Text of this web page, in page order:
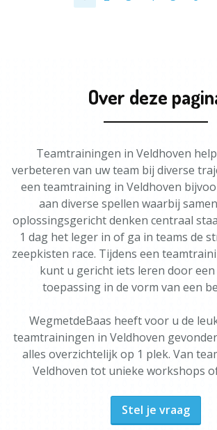
Over deze
Teamtrainingen in Veldhoven
verbeteren van uw team bij diverse
een teamtraining in Veldhoven
aan diverse spellen waarbij
oplossingsgericht denken centraal
1 dag het leger in of ga in teams de
zeepkisten race. Tijdens een
kunt u gericht iets leren door
toepassing in de vorm van een
WegmetdeBaas heeft voor u de
teamtrainingen in Veldhoven
alles overzichtelijk op 1 plek. Van
Veldhoven tot unieke workshops
Stel je vraag